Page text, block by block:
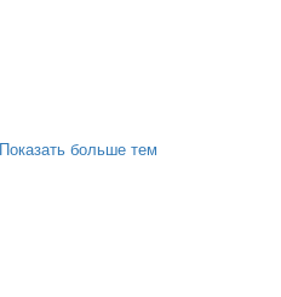
Показать больше тем